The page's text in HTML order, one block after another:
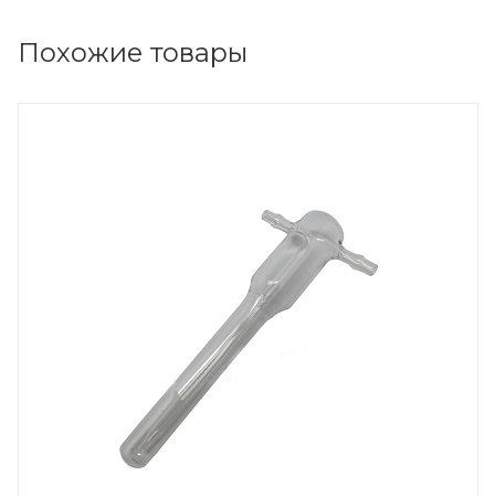
Похожие товары